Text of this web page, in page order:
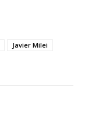
Javier Milei